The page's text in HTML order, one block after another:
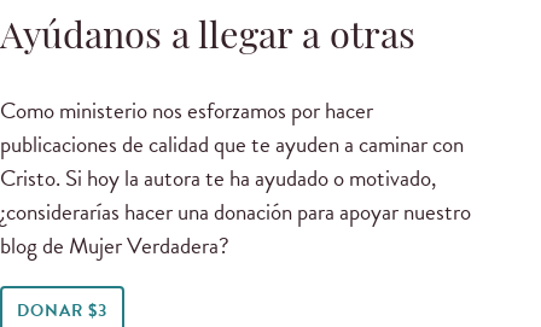
Ayúdanos a llegar a otras
Como ministerio nos esforzamos por hacer
publicaciones de calidad que te ayuden a caminar con
Cristo. Si hoy la autora te ha ayudado o motivado,
¿considerarías hacer una donación para apoyar nuestro
blog de Mujer Verdadera?
DONAR $3